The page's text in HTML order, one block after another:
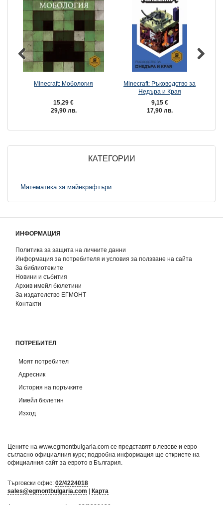
Minecraft: Мобология
15,29 €
29,90 лв.
Minecraft: Ръководство за
Недъра и Края
9,15 €
17,90 лв.
КАТЕГОРИИ
Математика за майнкрафтъри
ИНФОРМАЦИЯ
Политика за защита на личните данни
Информация за потребителя и условия за ползване на сайта
За библиотеките
Новини и събития
Архив имейл бюлетини
За издателство ЕГМОНТ
Контакти
ПОТРЕБИТЕЛ
Моят потребител
Адресник
История на поръчките
Имейл бюлетин
Изход
Цените на www.egmontbulgaria.com се представят в левове и евро
съгласно официалния курс; подробна информация ще откриете на
официалния сайт за еврото в България
Търговски офис: 02/4224018
sales@egmontbulgaria.com | Карта